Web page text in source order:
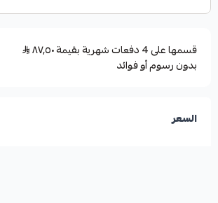
قسمها على 4 دفعات شهرية بقيمة ٨٧٫٥٠
بدون رسوم أو فوائد
السعر